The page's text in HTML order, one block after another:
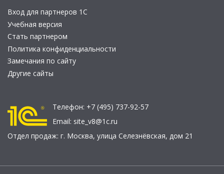
Вход для партнеров 1С
Учебная версия
Стать партнером
Политика конфиденциальности
Замечания по сайту
Другие сайты
Телефон: +7 (495) 737-92-57
Email: site_v8@1c.ru
Отдел продаж: г. Москва, улица Селезнёвская, дом 21